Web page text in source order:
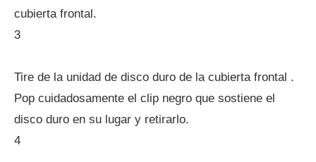
cubierta frontal.
3
Tire de la unidad de disco duro de la cubierta frontal .
Pop cuidadosamente el clip negro que sostiene el
disco duro en su lugar y retirarlo.
4